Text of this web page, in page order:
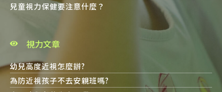
兒童視力保健要注意什麼？
視力文章
幼兒高度近視怎麼辦?
為防近視孩子不去安親班嗎?